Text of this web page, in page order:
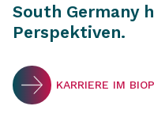
South Germany
Perspektiven.
KARRIERE IM